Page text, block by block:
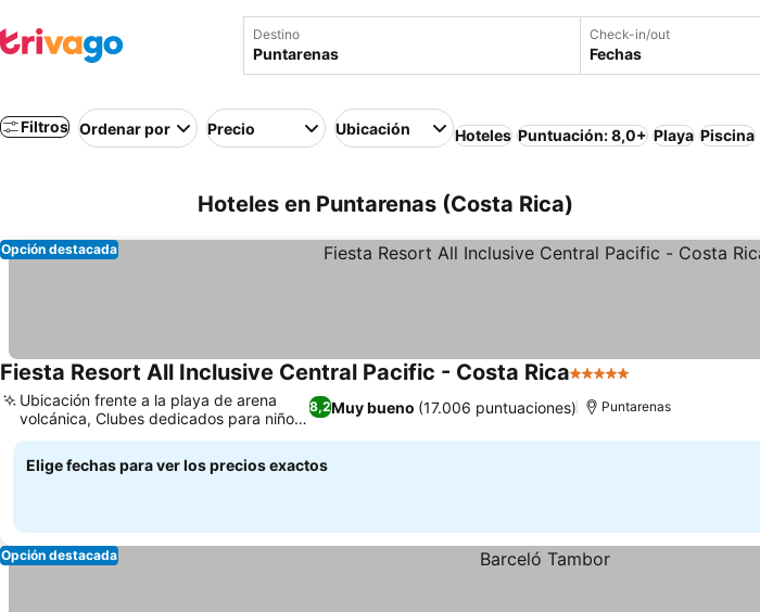
Destino Check-in/out
Fechas
Filtros Ordenar por Precio Ubicación Hoteles Puntuación: 8,0+ Playa Piscina
Hoteles en Puntarenas (Costa Rica)
Opción destacada
Fiesta Resort All Inclusive Central Pacific - Costa Rica5 Estrellas
8,2Muy bueno (17.006 puntuaciones)
Ubicación frente a la playa de arena
volcánica, Clubes dedicados para niños
y adolescentes
Puntarenas
Elige fechas para ver los precios exactos
Opción destacada